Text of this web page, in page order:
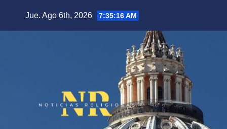
Jue. Ago 6th, 2026 7:35:17 AM